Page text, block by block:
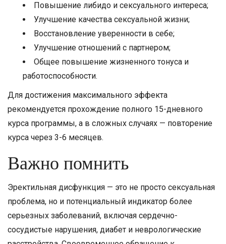
Повышение либидо и сексуального интереса;
Улучшение качества сексуальной жизни;
Восстановление уверенности в себе;
Улучшение отношений с партнером;
Общее повышение жизненного тонуса и
работоспособности.
Для достижения максимального эффекта
рекомендуется прохождение полного 15-дневного
курса программы, а в сложных случаях — повторение
курса через 3-6 месяцев.
Важно помнить
Эректильная дисфункция — это не просто сексуальная
проблема, но и потенциальный индикатор более
серьезных заболеваний, включая сердечно-
сосудистые нарушения, диабет и неврологические